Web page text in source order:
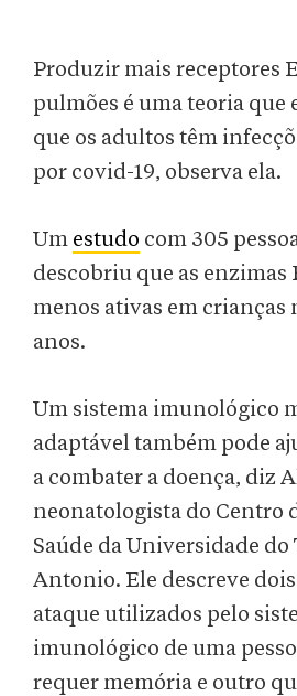
Produzir mais receptores
pulmões é uma teoria que
que os adultos têm
por covid-19, observa ela.
Um estudo com 305
descobriu que as enzimas
menos ativas em crianças
anos.
Um sistema imunológico
adaptável também pode
a combater a doença, diz
neonatologista do Centro
Saúde da Universidade do
Antonio. Ele descreve
ataque utilizados pelo
imunológico de uma
requer memória e outro